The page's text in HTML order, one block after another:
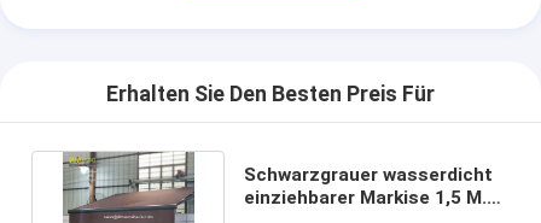
Erhalten Sie Den Besten Preis Für
Schwarzgrauer wasserdicht
einziehbarer Markise 1,5 M.